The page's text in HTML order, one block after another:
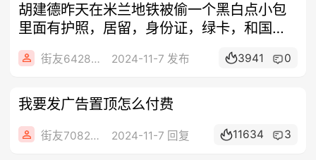
胡建德昨天在米兰地铁被偷一个黑白点小包
里面有护照，居留，身份证，绿卡，和国内
的身
街友64282242 2024-11-7 发布 3941 0
我要发广告置顶怎么付费
街友70826042 2024-11-7 回复 11634 3